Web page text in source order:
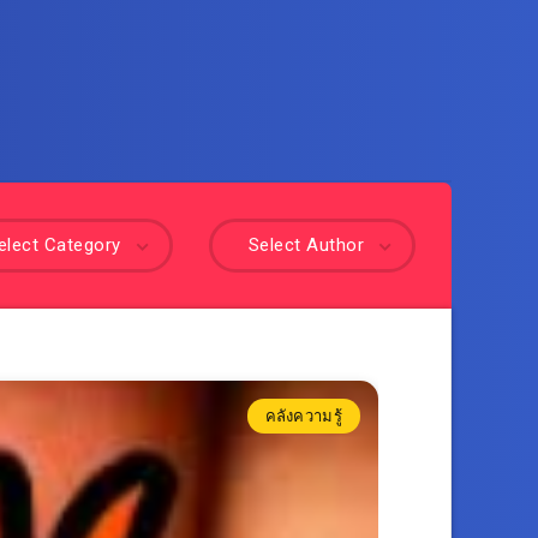
Select Author
Category
คลังความรู้